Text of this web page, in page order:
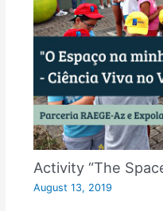
Activity “The
August 13, 2019